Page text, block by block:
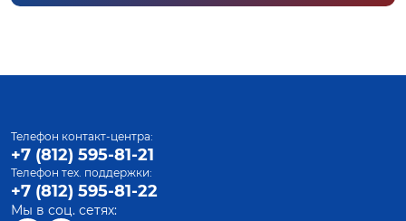
Телефон контакт-центра:
+7 (812) 595-81-21
Телефон тех. поддержки:
+7 (812) 595-81-22
Мы в соц. сетях: